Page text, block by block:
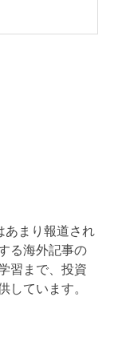
あまり報道され
る海外記事の
習まで、投資
しています。